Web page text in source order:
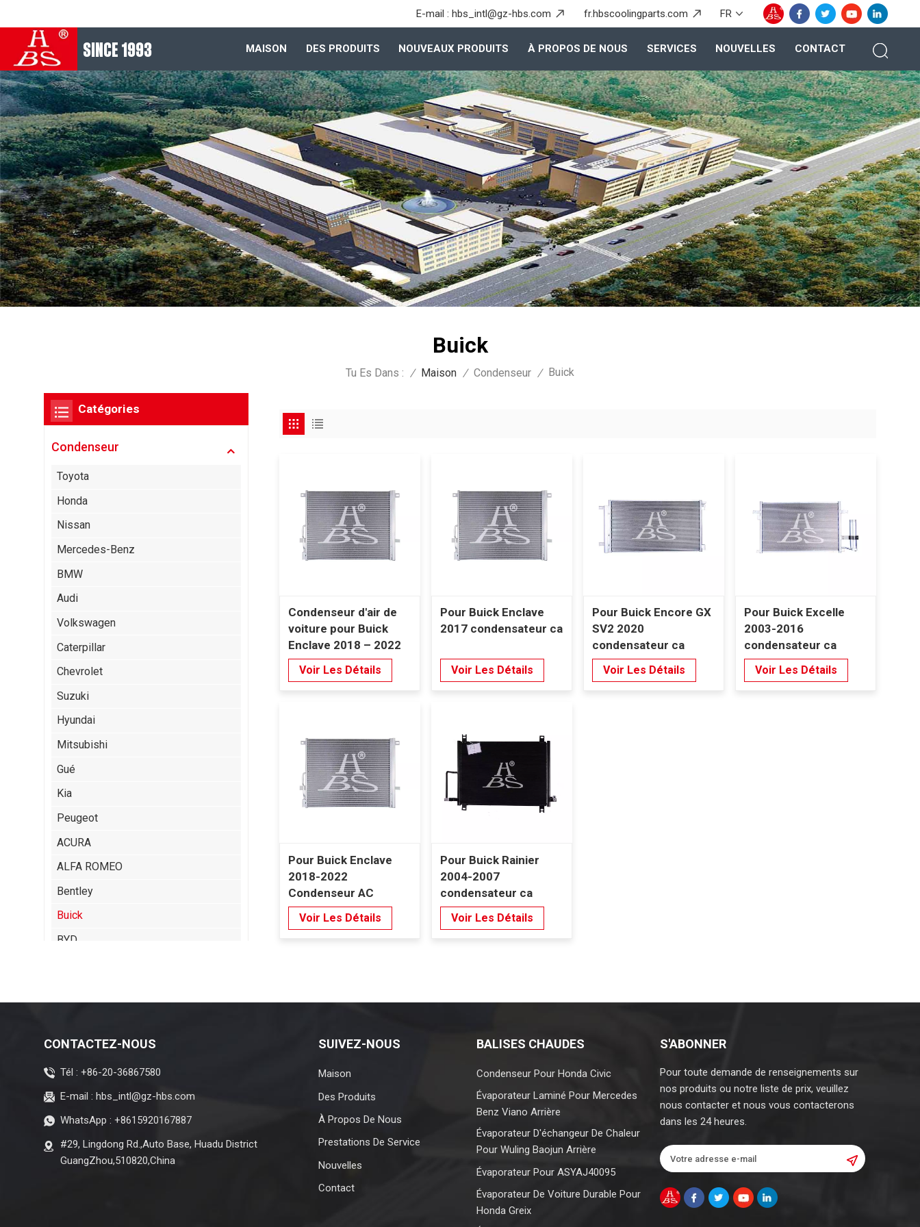
FR
E-mail :hbs_intl@gz-hbs.com fr.hbscoolingparts.com
SINCE 1993 MAISON DES PRODUITS NOUVEAUX PRODUITS À PROPOS DE NOUS SERVICES NOUVELLES CONTACT
Buick
Tu Es Dans : / Maison / Condenseur / Buick
Condenseur d'air de
voiture pour Buick
Enclave 2018 – 2022
Voir Les Détails
Pour Buick Enclave
2017 condensateur ca
Voir Les Détails
Pour Buick Encore GX
SV2 2020
condensateur ca
Voir Les Détails
Pour Buick Excelle
2003-2016
condensateur ca
Voir Les Détails
Pour Buick Enclave
2018-2022
Condenseur AC
Voir Les Détails
Pour Buick Rainier
2004-2007
condensateur ca
Voir Les Détails
Catégories
Condenseur
Toyota
Honda
Nissan
Mercedes-Benz
BMW
Audi
Volkswagen
Caterpillar
Chevrolet
Suzuki
Hyundai
Mitsubishi
Gué
Kia
Peugeot
ACURA
ALFA ROMEO
Bentley
Buick
BYD
Citroen
Land Rover
CONTACTEZ-NOUS
Tél : +86-20-36867580
E-mail : hbs_intl@gz-hbs.com
WhatsApp : +8615920167887
#29, Lingdong Rd.,Auto Base, Huadu District
GuangZhou,510820,China
SUIVEZ-NOUS
Maison
Des Produits
À Propos De Nous
Prestations De Service
Nouvelles
Contact
BALISES CHAUDES
Condenseur Pour Honda Civic
Évaporateur Laminé Pour Mercedes
Benz Viano Arrière
Évaporateur D'échangeur De Chaleur
Pour Wuling Baojun Arrière
Évaporateur Pour ASYAJ40095
Évaporateur De Voiture Durable Pour
Honda Greix
S'ABONNER
Pour toute demande de renseignements sur
nos produits ou notre liste de prix, veuillez
nous contacter et nous vous contacterons
dans les 24 heures.